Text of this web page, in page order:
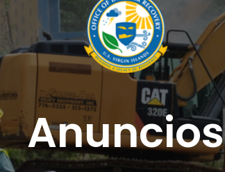
Anuncios